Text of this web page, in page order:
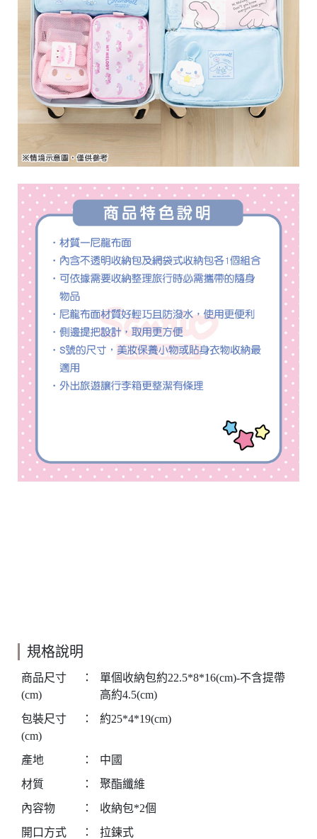
規格說明
商品尺寸
(cm)
：
單個收納包約22.5*8*16(cm)-不含提帶
高約4.5(cm)
包裝尺寸
(cm)
： 約25*4*19(cm)
產地 ：
中國
材質
：
聚酯纖維
內容物
：
收納包*2個
開口方式
：
拉鍊式